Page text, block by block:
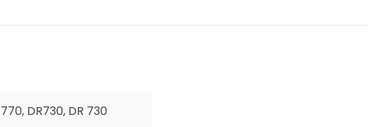
DR730, DR 730